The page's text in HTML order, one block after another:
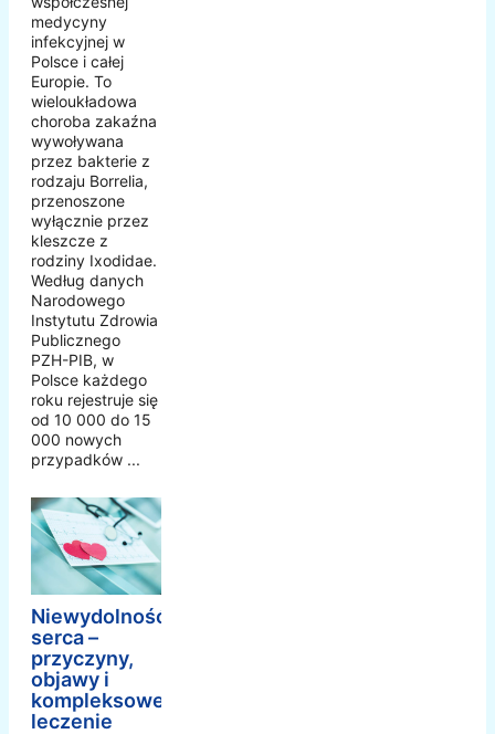
medycyny
infekcyjnej w
Polsce i całej
Europie. To
wieloukładowa
choroba zakaźna
wywoływana
przez bakterie z
rodzaju Borrelia,
przenoszone
wyłącznie przez
kleszcze z
rodziny Ixodidae.
Według danych
Narodowego
Instytutu Zdrowia
Publicznego
PZH-PIB, w
Polsce każdego
roku rejestruje się
od 10 000 do 15
000 nowych
przypadków ...
Niewydolność
serca –
przyczyny,
objawy i
kompleksowe
leczenie